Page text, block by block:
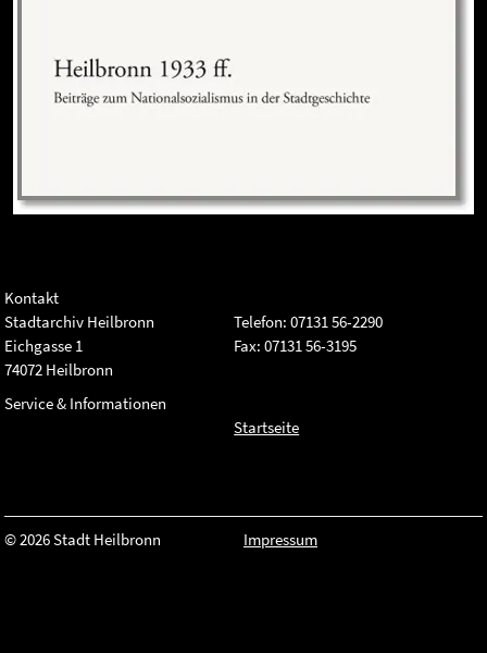
Kontakt
Stadtarchiv Heilbronn
Eichgasse 1
74072 Heilbronn
Telefon: 07131 56-2290
Fax: 07131 56-3195
Service & Informationen
Startseite
© 2026 Stadt Heilbronn Impressum